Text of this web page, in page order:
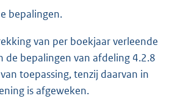
bepalingen.
van per boekjaar verleende
de bepalingen van afdeling 4.2.8
toepassing, tenzij daarvan in
is afgeweken.